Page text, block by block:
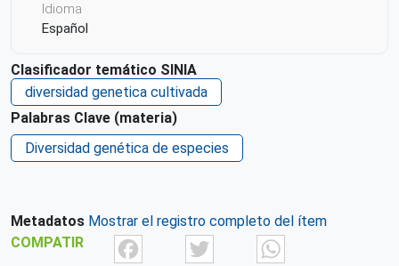
Idioma
Español
País de origen de la Publicación o Recurso
Perú
Derechos de acceso
Acceso irrestricto a todo su contenido
Clasificador temático SINIA
diversidad genetica cultivada
Palabras Clave (materia)
Diversidad genética de especies
Metadatos Mostrar el registro completo del ítem
COMPATIR
FacebookTwitter